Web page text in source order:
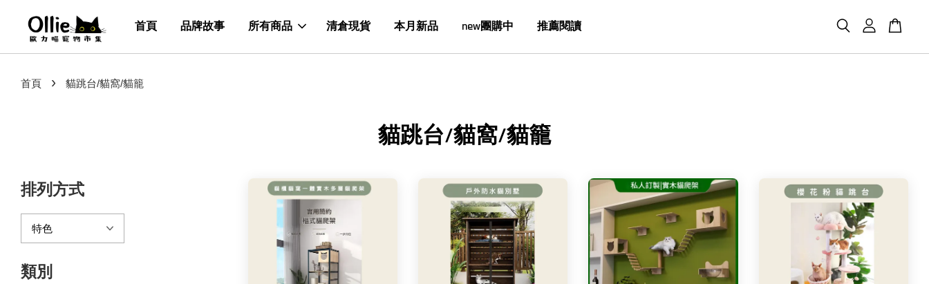
首頁 品牌故事 所有商品 清倉現貨 本月新品 new團購中 推薦閱讀
首頁 › 貓跳台/貓窩/貓籠
貓跳台/貓窩/貓籠
排列方式
類別